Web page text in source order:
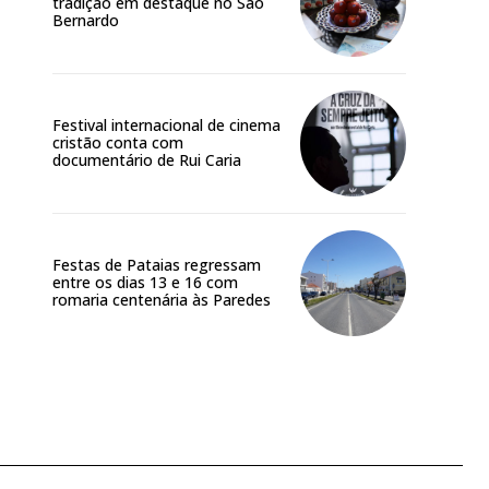
Bernardo
Festival internacional de cinema
cristão conta com
documentário de Rui Caria
Festas de Pataias regressam
entre os dias 13 e 16 com
romaria centenária às Paredes